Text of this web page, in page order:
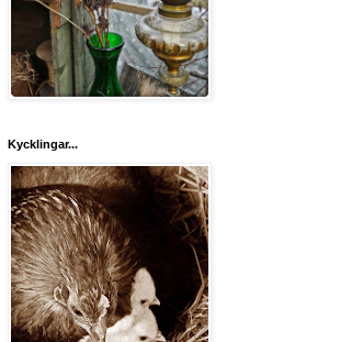
Kycklingar...